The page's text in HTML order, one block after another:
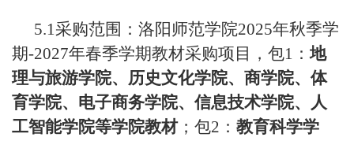
5.1采购范围：洛阳师范学院2025年秋季学
期-2027年春季学期教材采购项目，包1：地
理与旅游学院、历史文化学院、商学院、体
育学院、电子商务学院、信息技术学院、人
工智能学院等学院教材；包2： 教育科学学